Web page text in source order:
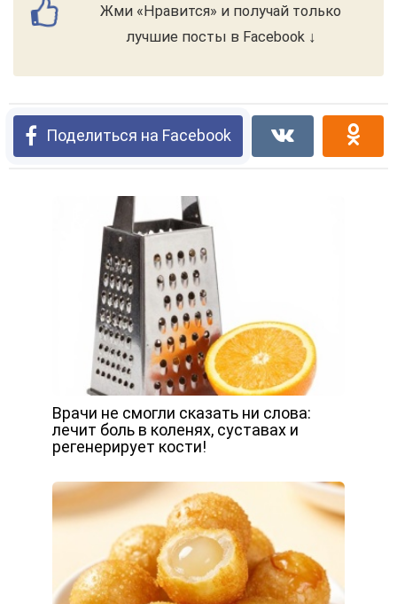
Жми «Нравится» и получай только
лучшие посты в Facebook ↓
Поделиться на Facebook
Врачи не смогли сказать ни слова:
лечит боль в коленях, суставах и
регенерирует кости!